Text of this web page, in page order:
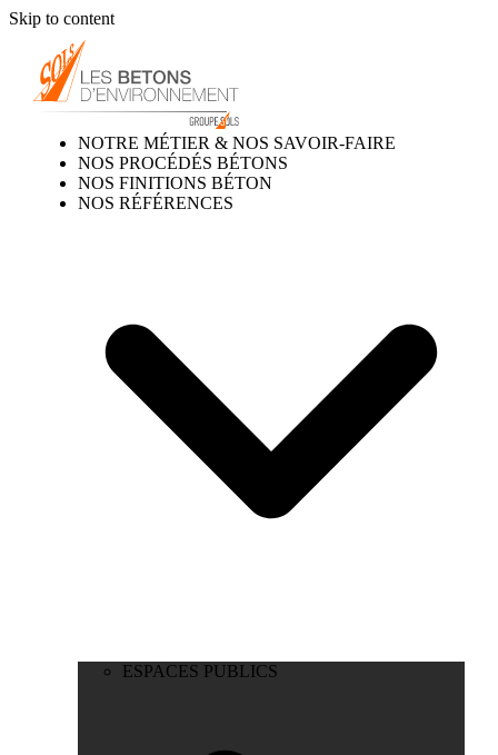
Skip to content
NOTRE MÉTIER & NOS SAVOIR-FAIRE
NOS PROCÉDÉS BÉTONS
NOS FINITIONS BÉTON
NOS RÉFÉRENCES
ESPACES PUBLICS